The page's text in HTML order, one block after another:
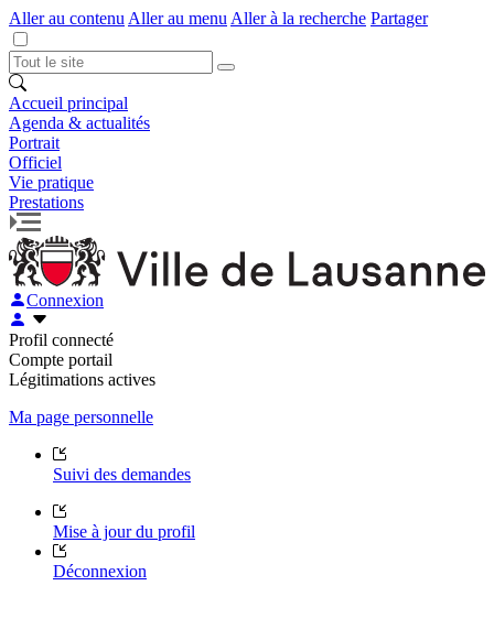
Aller au contenu Aller au menu Aller à la recherche Partager
Accueil principal
Agenda & actualités
Portrait
Officiel
Vie pratique
Prestations
Connexion
Profil connecté
Compte portail
Légitimations actives
Ma page personnelle
Suivi des demandes
Mise à jour du profil
Déconnexion